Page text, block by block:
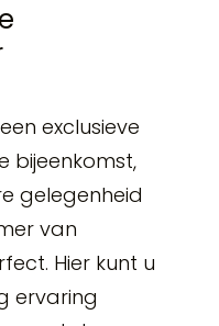
exclusieve
bijeenkomst,
gelegenheid
van
Hier kunt u
ervaring